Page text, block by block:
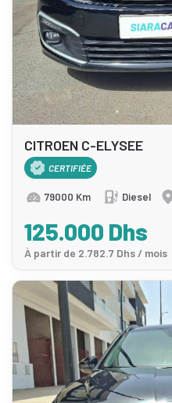
CITROEN C-ELYSEE
CERTIFIÉE
79000 Km Diesel
125.000 Dhs
À partir de 2.782.7 Dhs / mois